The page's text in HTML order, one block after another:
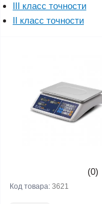
III класс точности
II класс точности
(0)
Код товара: 3621